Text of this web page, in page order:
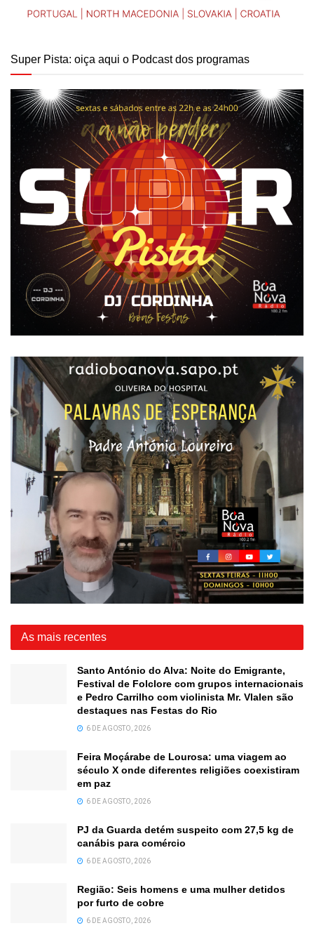
Super Pista: oiça aqui o Podcast dos programas
As mais recentes
Santo António do Alva: Noite do Emigrante,
Festival de Folclore com grupos internacionais
e Pedro Carrilho com violinista Mr. Vlalen são
destaques nas Festas do Rio
6 DE AGOSTO, 2026
Feira Moçárabe de Lourosa: uma viagem ao
século X onde diferentes religiões coexistiram
em paz
6 DE AGOSTO, 2026
PJ da Guarda detém suspeito com 27,5 kg de
canábis para comércio
6 DE AGOSTO, 2026
Região: Seis homens e uma mulher detidos
por furto de cobre
6 DE AGOSTO, 2026